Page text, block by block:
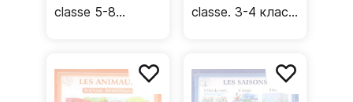
classe 5-8
плакат
(французский
classe. 3-4 класс
(французский
язык)